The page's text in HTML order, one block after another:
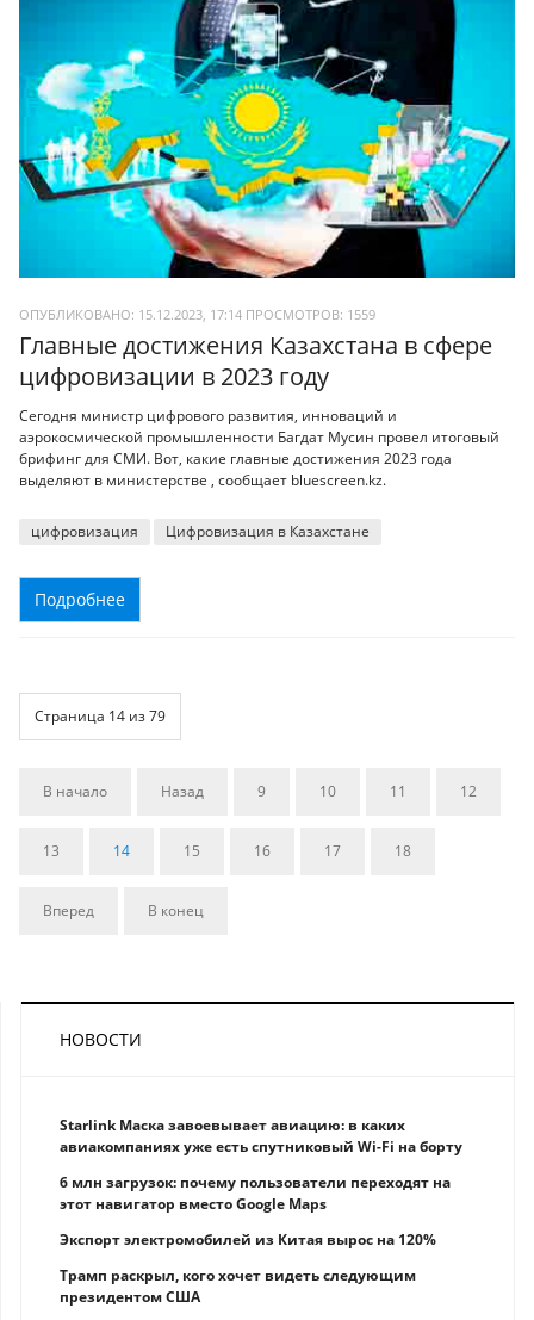
ОПУБЛИКОВАНО: 15.12.2023, 17:14 ПРОСМОТРОВ: 1559
Главные достижения Казахстана в сфере
цифровизации в 2023 году
Сегодня министр цифрового развития, инноваций и
аэрокосмической промышленности Багдат Мусин провел итоговый
брифинг для СМИ. Вот, какие главные достижения 2023 года
выделяют в министерстве , сообщает bluescreen.kz.
цифровизация Цифровизация в Казахстане
Подробнее
Страница 14 из 79
В начало Назад 9 10 11 12
13 14 15 16 17 18
Вперед В конец
НОВОСТИ
Starlink Маска завоевывает авиацию: в каких
авиакомпаниях уже есть спутниковый Wi-Fi на борту
6 млн загрузок: почему пользователи переходят на
этот навигатор вместо Google Maps
Экспорт электромобилей из Китая вырос на 120%
Трамп раскрыл, кого хочет видеть следующим
президентом США